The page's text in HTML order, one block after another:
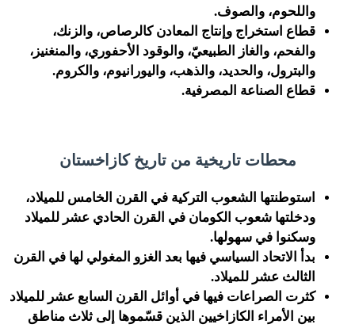
واللحوم، والصوف.
قطاع استخراج وإنتاج المعادن كالرصاص، والزنك،
والفحم، والغاز الطبيعيّ، والوقود الأحفوري، والمنغنيز،
والبترول، والحديد، والذهب، واليورانيوم، والكروم.
قطاع الصناعة المصرفية.
محطات تاريخية من تاريخ كازاخستان
استوطنتها الشعوب التركية في القرن الخامس للميلاد،
ودخلتها شعوب الكومان في القرن الحادي عشر للميلاد
وسكنوا في سهولها.
بدأ الاتحاد السياسي فيها بعد الغزو المغولي لها في القرن
الثالث عشر للميلاد.
كثرت الصراعات فيها في أوائل القرن السابع عشر للميلاد
بين الأمراء الكازاخيين الذين قسّموها إلى ثلاث مناطق